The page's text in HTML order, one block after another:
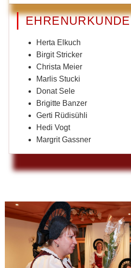
EHRENURKUNDE
Herta Elkuch
Birgit Stricker
Christa Meier
Marlis Stucki
Donat Sele
Brigitte Banzer
Gerti Rüdisühli
Hedi Vogt
Margrit Gassner